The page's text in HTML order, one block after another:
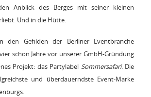
Anblick des Berges mit seiner kleinen
Und in die Hütte.
den Gefilden der Berliner Eventbranche
schon Jahre vor unserer GmbH-Gründung
Projekt: das Partylabel Sommersafari. Die
und überdauerndste Event-Marke